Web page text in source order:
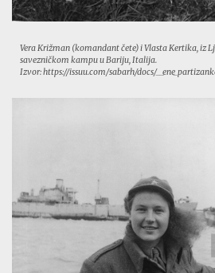
Vera Križman (komandant čete) i Vlasta Kertika, iz
savezničkom kampu u Bariju, Italija.
Izvor: https://issuu.com/sabarh/docs/